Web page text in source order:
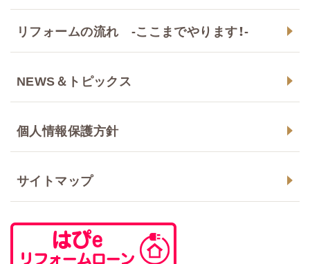
リフォームの流れ -ここまでやります！-
NEWS＆トピックス
個人情報保護方針
サイトマップ